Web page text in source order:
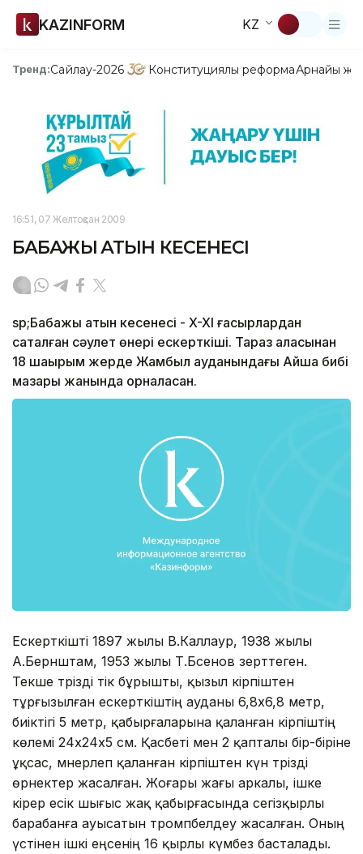
KAZINFORM KZ
Тренд:Сайлау-2026 Конституциялық реформаАрнайы
16:51, 07 Желтоқсан 2009
БАБАЖЫ ҚАТЫН КЕСЕНЕСІ
sp;Бабажы қатын кесенесі - X-XI ғасырлардан
сақталған сәулет өнері ескерткіші. Тараз қаласынан
18 шақырым жерде Жамбыл ауданындағы Айша бибі
мазары жанында орналасқан.
Ескерткішті 1897 жылы В.Каллаур, 1938 жылы
А.Бернштам, 1953 жылы Т.Бәсенов зерттеген.
Текше тәрізді тік бұрышты, қызыл кірпіштен
тұрғызылған ескерткіштің ауданы 6,8х6,8 метр,
биіктігі 5 метр, қабырғаларына қаланған кірпіштің
көлемі 24х24х5 см. Қасбеті мен 2 қапталы бір-біріне
ұқсас, мәнерлеп қаланған кірпіштен күн тәрізді
өрнектер жасалған. Жоғары жағы аркалы, ішке
кірер есік шығыс жақ қабырғасында сегізқырлы
барабанға ауысатын тромпбелдеу жасалған. Оның
үстінен ішкі еңсенің 16 қырлы күмбез басталады.